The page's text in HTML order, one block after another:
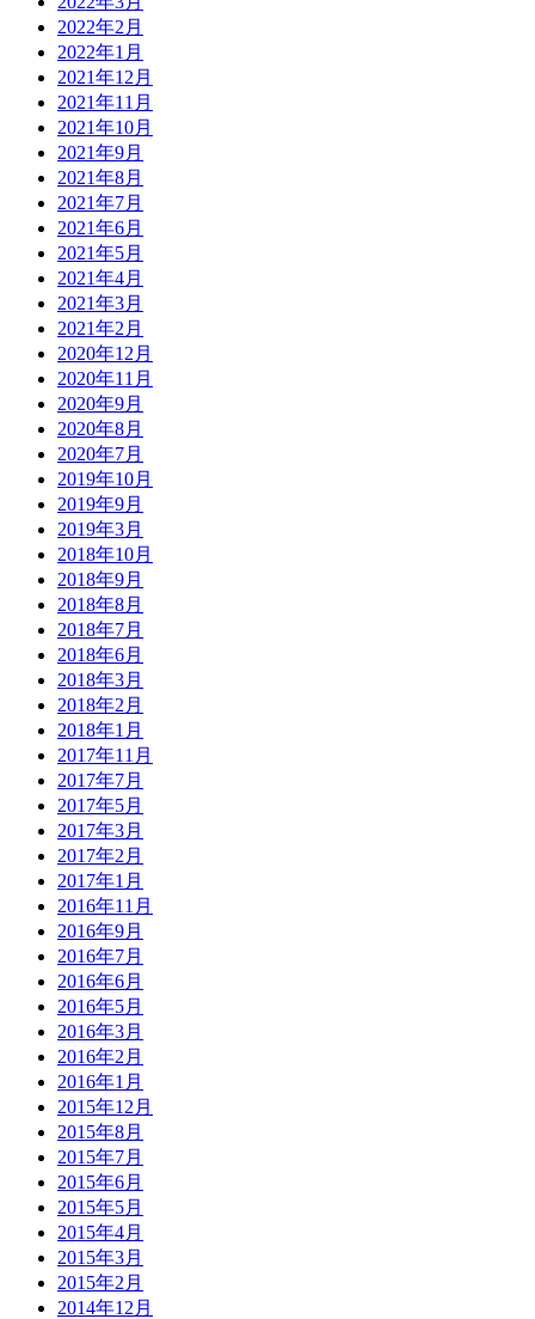
2022年2月
2022年1月
2021年12月
2021年11月
2021年10月
2021年9月
2021年8月
2021年7月
2021年6月
2021年5月
2021年4月
2021年3月
2021年2月
2020年12月
2020年11月
2020年9月
2020年8月
2020年7月
2019年10月
2019年9月
2019年3月
2018年10月
2018年9月
2018年8月
2018年7月
2018年6月
2018年3月
2018年2月
2018年1月
2017年11月
2017年7月
2017年5月
2017年3月
2017年2月
2017年1月
2016年11月
2016年9月
2016年7月
2016年6月
2016年5月
2016年3月
2016年2月
2016年1月
2015年12月
2015年8月
2015年7月
2015年6月
2015年5月
2015年4月
2015年3月
2015年2月
2014年12月